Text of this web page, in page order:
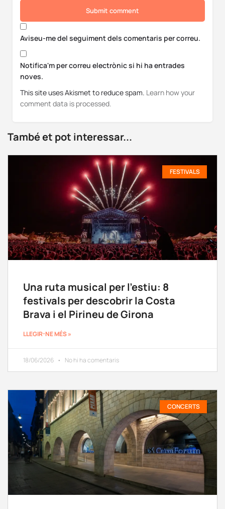
Submit comment
Aviseu-me del seguiment dels comentaris per correu.
Notifica'm per correu electrònic si hi ha entrades
noves.
This site uses Akismet to reduce spam. Learn how your
comment data is processed.
També et pot interessar...
FESTIVALS
Una ruta musical per l’estiu: 8
festivals per descobrir la Costa
Brava i el Pirineu de Girona
LLEGIR-NE MÉS »
18/06/2026 No hi ha comentaris
CONCERTS